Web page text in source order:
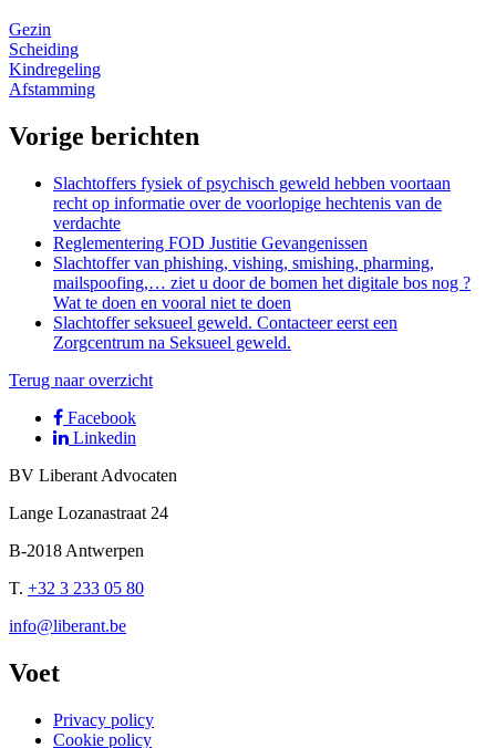
Gezin
Scheiding
Kindregeling
Afstamming
Vorige berichten
Slachtoffers fysiek of psychisch geweld hebben voortaan
recht op informatie over de voorlopige hechtenis van de
verdachte
Reglementering FOD Justitie Gevangenissen
Slachtoffer van phishing, vishing, smishing, pharming,
mailspoofing,… ziet u door de bomen het digitale bos nog ?
Wat te doen en vooral niet te doen
Slachtoffer seksueel geweld. Contacteer eerst een
Zorgcentrum na Seksueel geweld.
Terug naar overzicht
Facebook
Linkedin
BV Liberant Advocaten
Lange Lozanastraat 24
B-2018 Antwerpen
T. +32 3 233 05 80
info@liberant.be
Voet
Privacy policy
Cookie policy